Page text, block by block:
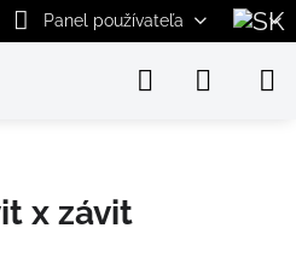
Panel používateľa
x závit